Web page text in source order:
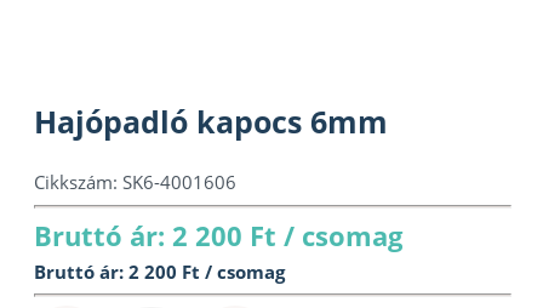
Hajópadló kapocs 6mm
Cikkszám: SK6-4001606
Bruttó ár: 2 200 Ft / csomag
Bruttó ár: 2 200 Ft / csomag